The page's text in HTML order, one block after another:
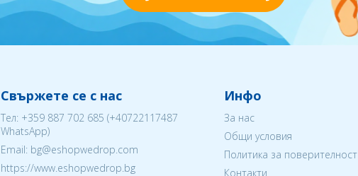
Свържете се с нас
Тел: +359 887 702 685 (+40722117487
WhatsApp)
Email: bg@eshopwedrop.com
https://www.eshopwedrop.bg
Инфо
За нас
Общи условия
Политика за поверителност
Контакти